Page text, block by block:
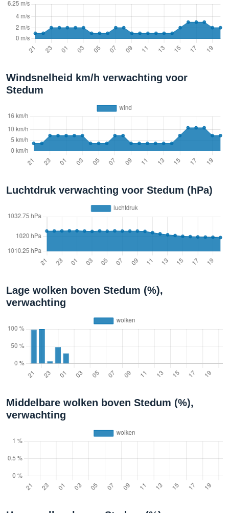
Windsnelheid km/h verwachting voor
Stedum
Luchtdruk verwachting voor Stedum (hPa)
Lage wolken boven Stedum (%),
verwachting
Middelbare wolken boven Stedum (%),
verwachting